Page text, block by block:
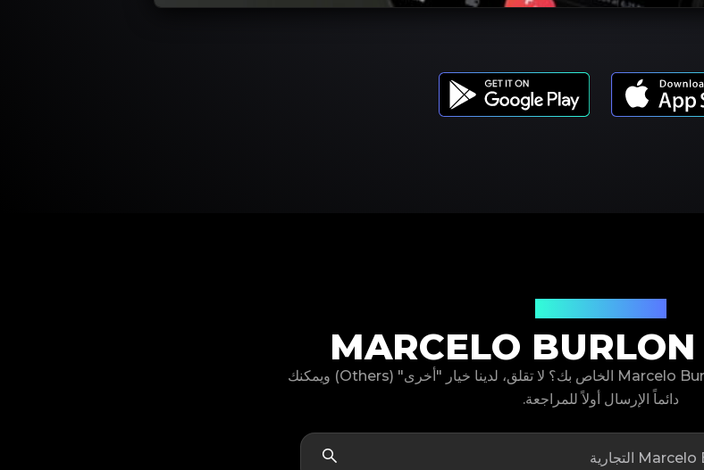
لا يمكنك العثور على موديل منتج Marcelo Burlon الخاص بك؟ لا تقلق، لدينا خيار "أخرى" (Others) ويمكنك
دائماً الإرسال أولاً للمراجعة.